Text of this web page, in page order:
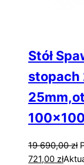
Stół
stopach
19 690,00zł
721,00 zł